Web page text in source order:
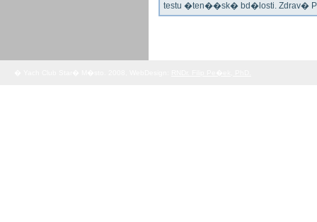
testu �ten��sk� bd�losti. Zdrav�